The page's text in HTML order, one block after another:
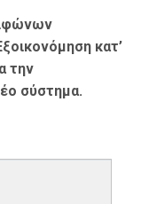
κατ’
την
σύστημα.